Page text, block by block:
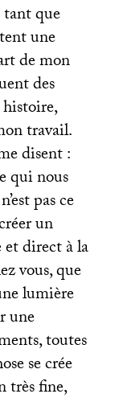
que
une
de mon
des
travail.
disent :
qui nous
pas ce
un
direct à la
vous, que
lumière
une
toutes
se crée
très fine,